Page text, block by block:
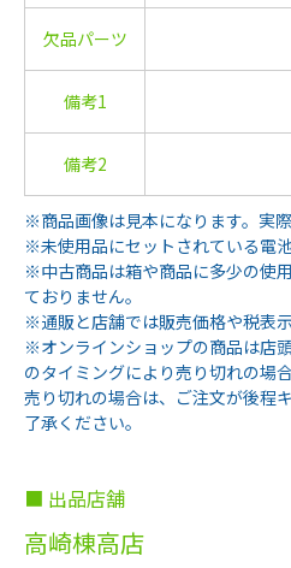
欠品パーツ
備考1
備考2
※商品画像は見本になります。実
※未使用品にセットされている電池
※中古商品は箱や商品に多少の使
ておりません。
※通販と店舗では販売価格や税表
※オンラインショップの商品は店
のタイミングにより売り切れの場
売り切れの場合は、ご注文が後程
了承ください。
■ 出品店舗
高崎棟高店